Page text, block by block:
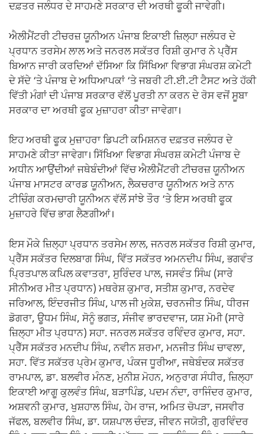
ਦਫ਼ਤਰ ਜਲੰਧਰ ਦੇ ਸਾਹਮਣੇ ਸਰਕਾਰ ਦੀ ਅਰਥੀ ਫੂਕੀ ਜਾਵੇਗੀ।
ਐਲੀਮੈਂਟਰੀ ਟੀਚਰਜ਼ ਯੂਨੀਅਨ ਪੰਜਾਬ ਇਕਾਈ ਜ਼ਿਲ੍ਹਾ ਜਲੰਧਰ ਦੇ
ਪ੍ਰਧਾਨ ਤਰਸੇਮ ਲਾਲ ਅਤੇ ਜਨਰਲ ਸਕੱਤਰ ਰਿਸ਼ੀ ਕੁਮਾਰ ਨੇ ਪ੍ਰੈੱਸ
ਬਿਆਨ ਜਾਰੀ ਕਰਦਿਆਂ ਦੱਸਿਆ ਕਿ ਸਿੱਖਿਆ ਵਿਭਾਗ ਸੰਘਰਸ਼ ਕਮੇਟੀ
ਦੇ ਸੱਦੇ ‘ਤੇ ਪੰਜਾਬ ਦੇ ਅਧਿਆਪਕਾਂ ‘ਤੇ ਜਬਰੀ ਟੀ.ਈ.ਟੀ ਟੈਸਟ ਅਤੇ ਹੱਕੀ
ਵਿੱਤੀ ਮੰਗਾਂ ਦੀ ਪੰਜਾਬ ਸਰਕਾਰ ਵੱਲੋਂ ਪੂਰਤੀ ਨਾ ਕਰਨ ਦੇ ਰੋਸ ਵਜੋਂ ਸੂਬਾ
ਸਰਕਾਰ ਦਾ ਅਰਥੀ ਫੂਕ ਮੁਜ਼ਾਹਰਾ ਕੀਤਾ ਜਾਵੇਗਾ।
ਇਹ ਅਰਥੀ ਫੂਕ ਮੁਜ਼ਾਹਰਾ ਡਿਪਟੀ ਕਮਿਸ਼ਨਰ ਦਫ਼ਤਰ ਜਲੰਧਰ ਦੇ
ਸਾਹਮਣੇ ਕੀਤਾ ਜਾਵੇਗਾ। ਸਿੱਖਿਆ ਵਿਭਾਗ ਸੰਘਰਸ਼ ਕਮੇਟੀ ਪੰਜਾਬ ਦੇ
ਅਧੀਨ ਆਉਂਦੀਆਂ ਜਥੇਬੰਦੀਆਂ ਵਿੱਚ ਐਲੀਮੈਂਟਰੀ ਟੀਚਰਜ਼ ਯੂਨੀਅਨ
ਪੰਜਾਬ ਮਾਸਟਰ ਕਾਰਡ ਯੂਨੀਅਨ, ਲੈਕਚਰਾਰ ਯੂਨੀਅਨ ਅਤੇ ਨਾਨ
ਟੀਚਿੰਗ ਕਰਮਚਾਰੀ ਯੂਨੀਅਨ ਵੱਲੋਂ ਸਾਂਝੇ ਤੌਰ ‘ਤੇ ਇਸ ਅਰਥੀ ਫੂਕ
ਮੁਜ਼ਾਹਰੇ ਵਿੱਚ ਭਾਗ ਲੈਣਗੀਆਂ।
ਇਸ ਮੌਕੇ ਜ਼ਿਲ੍ਹਾ ਪ੍ਰਧਾਨ ਤਰਸੇਮ ਲਾਲ, ਜਨਰਲ ਸਕੱਤਰ ਰਿਸ਼ੀ ਕੁਮਾਰ,
ਪ੍ਰੈੱਸ ਸਕੱਤਰ ਦਿਲਬਾਗ ਸਿੰਘ, ਵਿੱਤ ਸਕੱਤਰ ਅਮਨਦੀਪ ਸਿੰਘ, ਭਗਵੰਤ
ਪ੍ਰਿਤਪਾਲ ਕਪਿਲ ਕਵਾਤਰਾ, ਸੁਰਿੰਦਰ ਪਾਲ, ਜਸਵੰਤ ਸਿੰਘ (ਸਾਰੇ
ਸੀਨੀਅਰ ਮੀਤ ਪ੍ਰਧਾਨ) ਮਥਰੇਸ਼ ਕੁਮਾਰ, ਸਤੀਸ਼ ਕੁਮਾਰ, ਨਰਦੇਵ
ਜਰਿਆਲ, ਇੰਦਰਜੀਤ ਸਿੰਘ, ਪਾਲ ਜੀ ਮੁਕੇਸ਼, ਚਰਨਜੀਤ ਸਿੰਘ, ਧੀਰਜ
ਡੋਗਰਾ, ਊਧਮ ਸਿੰਘ, ਸੋਨੂੰ ਭਗਤ, ਸੰਜੀਵ ਭਾਰਦਵਾਜ, ਯਸ਼ ਮੋਮੀ (ਸਾਰੇ
ਜ਼ਿਲ੍ਹਾ ਮੀਤ ਪ੍ਰਧਾਨ) ਸਹਾ. ਜਨਰਲ ਸਕੱਤਰ ਰਵਿੰਦਰ ਕੁਮਾਰ, ਸਹਾ.
ਪ੍ਰੈੱਸ ਸਕੱਤਰ ਮਨਦੀਪ ਸਿੰਘ, ਨਵੀਨ ਸ਼ਰਮਾ, ਮਨਜੀਤ ਸਿੰਘ ਚਾਵਲਾ,
ਸਹਾ. ਵਿੱਤ ਸਕੱਤਰ ਪ੍ਰੇਮ ਕੁਮਾਰ, ਪੰਕਜ ਧੂਰੀਆ, ਜਥੇਬੰਦਕ ਸਕੱਤਰ
ਰਾਮਪਾਲ, ਡਾ. ਬਲਵੀਰ ਮੰਨਣ, ਮੁਨੀਸ਼ ਮੋਹਨ, ਅਨੁਰਾਗ ਸੰਧੀਰ, ਜ਼ਿਲ੍ਹਾ
ਇਕਾਈ ਆਗੂ ਕੁਲਵੰਤ ਸਿੰਘ, ਬੜਾਪਿੰਡ, ਪਦਮ ਨੰਦਾ, ਰਾਜਿੰਦਰ ਕੁਮਾਰ,
ਅਸ਼ਵਨੀ ਕੁਮਾਰ, ਖੁਸ਼ਹਾਲ ਸਿੰਘ, ਹੇਮ ਰਾਜ, ਅਮਿਤ ਚੋਪੜਾ, ਜਸਵੀਰ
ਜੱਫਲ, ਬਲਵੀਰ ਸਿੰਘ, ਡਾ. ਯਸ਼ਪਾਲ ਚੰਦੜ, ਜੀਵਨ ਜਯੋਤੀ, ਗੁਰਵਿੰਦਰ